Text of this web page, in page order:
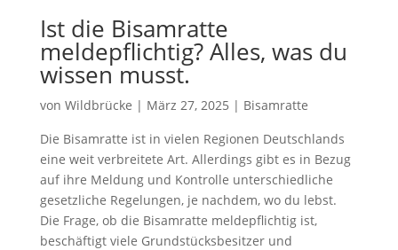
Ist die Bisamratte
meldepflichtig? Alles, was du
wissen musst.
von Wildbrücke | März 27, 2025 | Bisamratte
Die Bisamratte ist in vielen Regionen Deutschlands
eine weit verbreitete Art. Allerdings gibt es in Bezug
auf ihre Meldung und Kontrolle unterschiedliche
gesetzliche Regelungen, je nachdem, wo du lebst.
Die Frage, ob die Bisamratte meldepflichtig ist,
beschäftigt viele Grundstücksbesitzer und